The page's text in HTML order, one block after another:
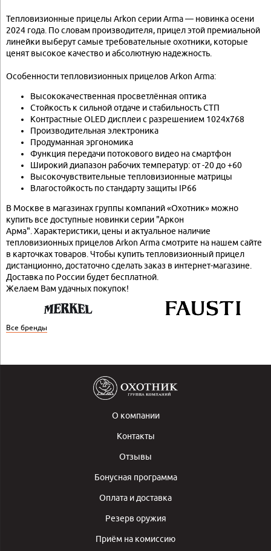
Тепловизионные прицелы Arkon серии Arma — новинка осени
2024 года. По словам производителя, прицел этой премиальной
линейки выберут самые требовательные охотники, которые
ценят высокое качество и абсолютную надежность.
Особенности тепловизионных прицелов Arkon Arma:
Высококачественная просветлённая оптика
Стойкость к сильной отдаче и стабильность СТП
Контрастные OLED дисплеи с разрешением 1024х768
Производительная электроника
Продуманная эргономика
Функция передачи потокового видео на смартфон
Широкий диапазон рабочих температур: от -20 до +60
Высокочувствительные тепловизионные матрицы
Влагостойкость по стандарту защиты IP66
В Москве в магазинах группы компаний «Охотник» можно
купить все доступные новинки серии "Аркон
Арма". Характеристики, цены и актуальное наличие
тепловизионных прицелов Arkon Arma смотрите на нашем сайте
в карточках товаров. Чтобы купить тепловизионный прицел
дистанционно, достаточно сделать заказ в интернет-магазине.
Доставка по России будет бесплатной.
Желаем Вам удачных покупок!
Все бренды
О компании
Контакты
Отзывы
Бонусная программа
Оплата и доставка
Резерв оружия
Приём на комиссию